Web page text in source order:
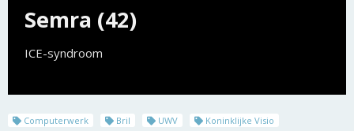
Semra (42)
ICE-syndroom
Computerwerk Bril UWV
Koninklijke Visio